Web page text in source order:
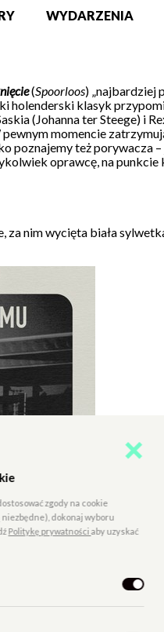
WYDARZENIA
(Spoorloos) „najbardziej
holenderski klasyk
(Johanna ter Steege) i
momencie
poznajemy też porywacza
oprawcę, na
nim wycięta biała
zgody na cookie
dokonaj wyboru
Politykę prywatnościaby uzyskać